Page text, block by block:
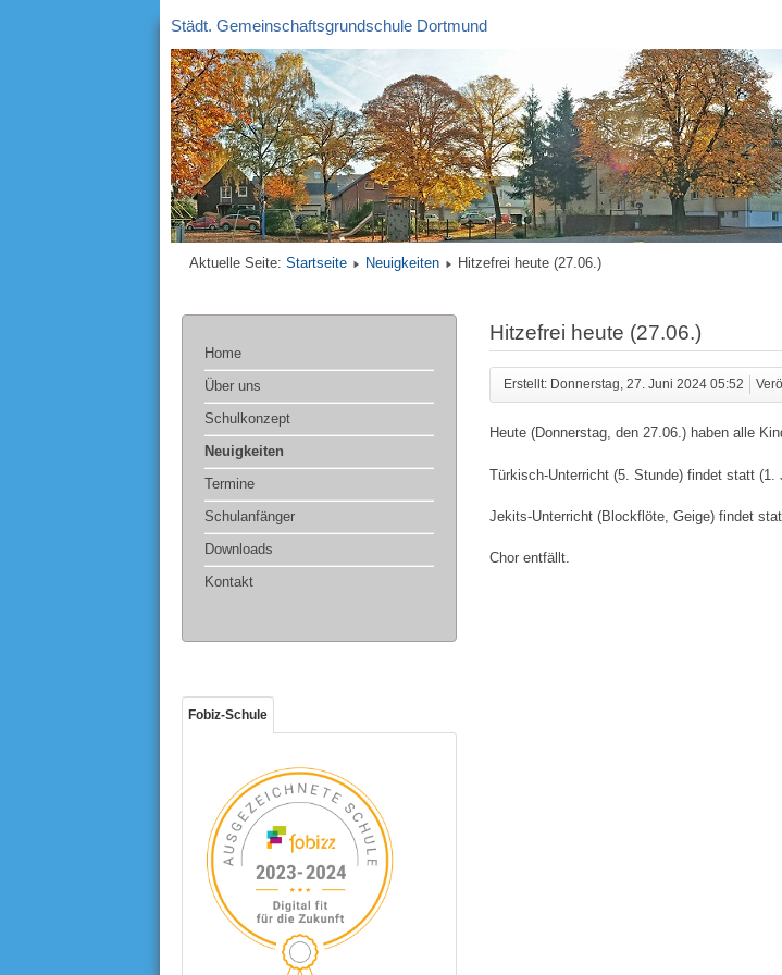
Städt. Gemeinschaftsgrundschule Dortmund
Aktuelle Seite: Startseite Neuigkeiten Hitzefrei heute (27.06.)
Home
Über uns
Schulkonzept
Neuigkeiten
Termine
Schulanfänger
Downloads
Kontakt
Fobiz-Schule
Hitzefrei heute (27.06.)
Erstellt: Donnerstag, 27. Juni 2024 05:52
Heute (Donnerstag, den 27.06.) haben alle
Türkisch-Unterricht (5. Stunde) findet statt (1.
Jekits-Unterricht (Blockflöte, Geige) findet
Chor entfällt.